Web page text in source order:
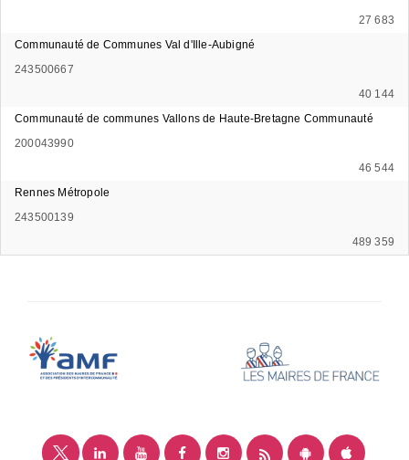
27 683
Communauté de Communes Val d'Ille-Aubigné
243500667
40 144
Communauté de communes Vallons de Haute-Bretagne Communauté
200043990
46 544
Rennes Métropole
243500139
489 359